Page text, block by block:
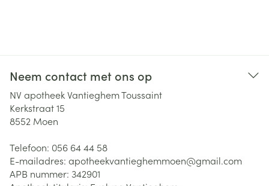
Neem contact met ons op
NV apotheek Vantieghem Toussaint
Kerkstraat 15
8552 Moen
Telefoon: 056 64 44 58
E-mailadres: apotheekvantieghemmoen@gmail.com
APB nummer: 342901